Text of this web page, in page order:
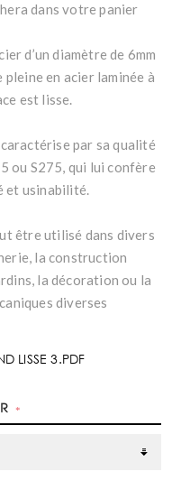
dans votre panier
d’un diamètre de 6mm
en acier laminée à
est lisse.
par sa qualité
ou S275, qui lui confère
et usinabilité.
être utilisé dans divers
la construction
la décoration ou la
diverses
LISSE 3.PDF
*